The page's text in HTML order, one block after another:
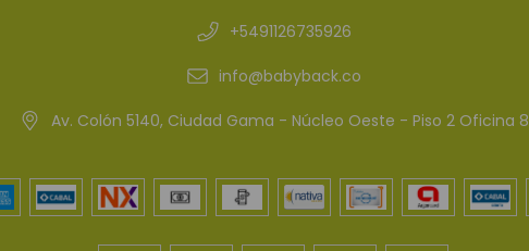
+5491126735926
info@babyback.co
Av. Colón 5140, Ciudad Gama - Núcleo Oeste - Piso 2 Oficina 8